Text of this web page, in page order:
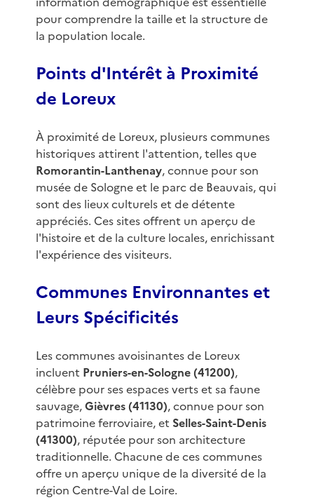
pour comprendre la taille et la structure de
la population locale.
Points d'Intérêt à Proximité
de Loreux
À proximité de Loreux, plusieurs communes
historiques attirent l'attention, telles que
Romorantin-Lanthenay, connue pour son
musée de Sologne et le parc de Beauvais, qui
sont des lieux culturels et de détente
appréciés. Ces sites offrent un aperçu de
l'histoire et de la culture locales, enrichissant
l'expérience des visiteurs.
Communes Environnantes et
Leurs Spécificités
Les communes avoisinantes de Loreux
incluent Pruniers-en-Sologne (41200),
célèbre pour ses espaces verts et sa faune
sauvage,Gièvres (41130), connue pour son
patrimoine ferroviaire, et Selles-Saint-Denis
(41300), réputée pour son architecture
traditionnelle. Chacune de ces communes
offre un aperçu unique de la diversité de la
région Centre-Val de Loire.